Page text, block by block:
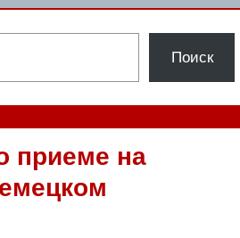
Поиск
приеме на